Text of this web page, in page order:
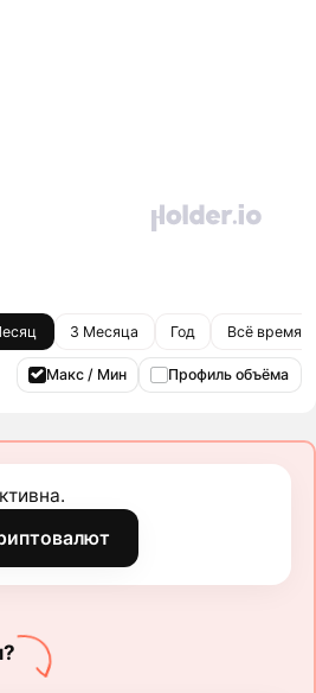
3 Месяца Год Всё время
Макс / Мин Профиль объёма